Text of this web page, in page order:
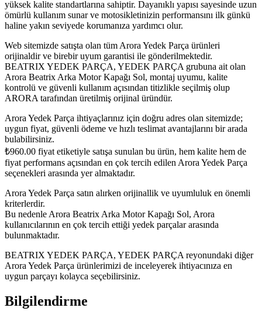
yüksek kalite standartlarına sahiptir. Dayanıklı yapısı sayesinde uzun
ömürlü kullanım sunar ve motosikletinizin performansını ilk günkü
haline yakın seviyede korumanıza yardımcı olur.
Web sitemizde satışta olan tüm Arora Yedek Parça ürünleri
orijinaldir ve birebir uyum garantisi ile gönderilmektedir.
BEATRIX YEDEK PARÇA, YEDEK PARÇA grubuna ait olan
Arora Beatrix Arka Motor Kapağı Sol, montaj uyumu, kalite
kontrolü ve güvenli kullanım açısından titizlikle seçilmiş olup
ARORA tarafından üretilmiş orijinal üründür.
Arora Yedek Parça ihtiyaçlarınız için doğru adres olan sitemizde;
uygun fiyat, güvenli ödeme ve hızlı teslimat avantajlarını bir arada
bulabilirsiniz.
₺960.00 fiyat etiketiyle satışa sunulan bu ürün, hem kalite hem de
fiyat performans açısından en çok tercih edilen Arora Yedek Parça
seçenekleri arasında yer almaktadır.
Arora Yedek Parça satın alırken orijinallik ve uyumluluk en önemli
kriterlerdir.
Bu nedenle Arora Beatrix Arka Motor Kapağı Sol, Arora
kullanıcılarının en çok tercih ettiği yedek parçalar arasında
bulunmaktadır.
BEATRIX YEDEK PARÇA, YEDEK PARÇA reyonundaki diğer
Arora Yedek Parça ürünlerimizi de inceleyerek ihtiyacınıza en
uygun parçayı kolayca seçebilirsiniz.
Bilgilendirme